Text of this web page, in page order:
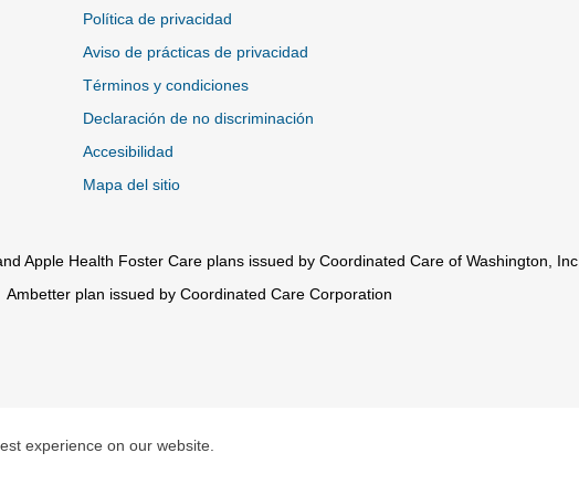
experience on our website.
Política de privacidad
Aviso de prácticas de privacidad
Términos y condiciones
Declaración de no discriminación
Accesibilidad
Mapa del sitio
Apple Health Foster Care plans issued by Coordinated Care of Washington, Inc.
Ambetter plan issued by Coordinated Care Corporation